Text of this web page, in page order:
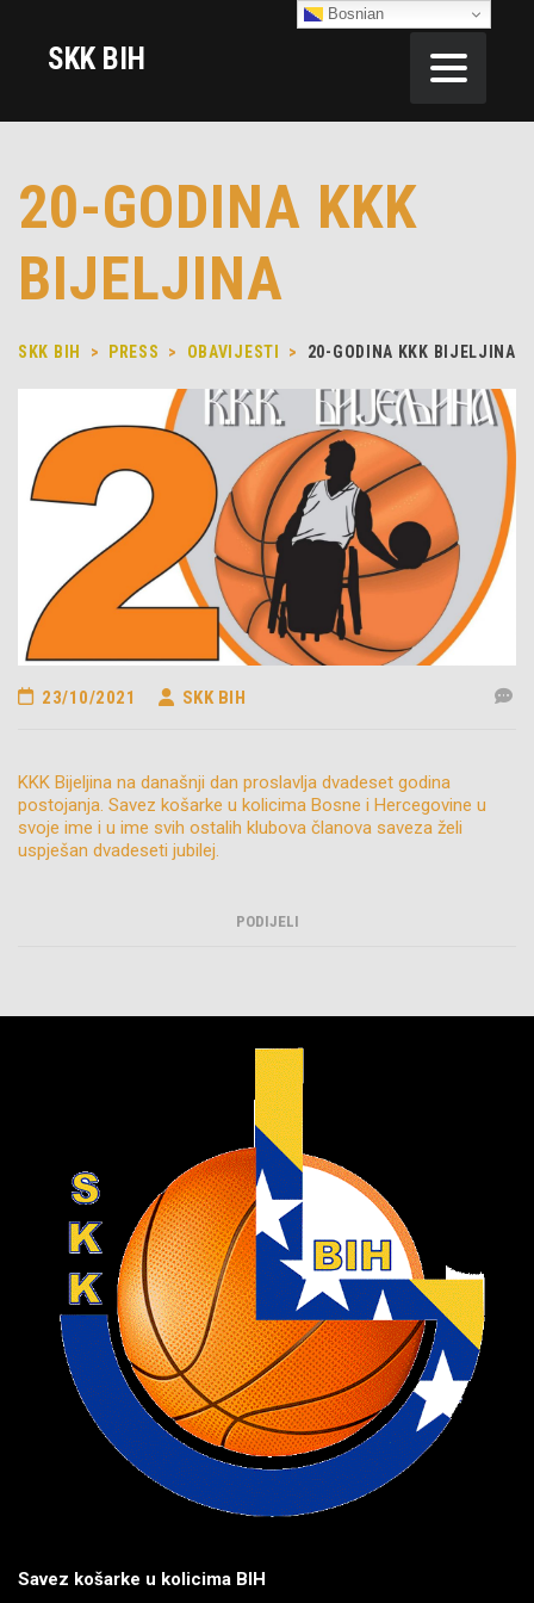
SKK BIH
20-GODINA KKK
BIJELJINA
SKK BIH > PRESS > OBAVIJESTI > 20-GODINA KKK BIJELJINA
23/10/2021 SKK BIH
KKK Bijeljina na današnji dan proslavlja dvadeset godina
postojanja. Savez košarke u kolicima Bosne i Hercegovine u
svoje ime i u ime svih ostalih klubova članova saveza želi
uspješan dvadeseti jubilej.
PODIJELI
Savez košarke u kolicima BIH
Bosnian